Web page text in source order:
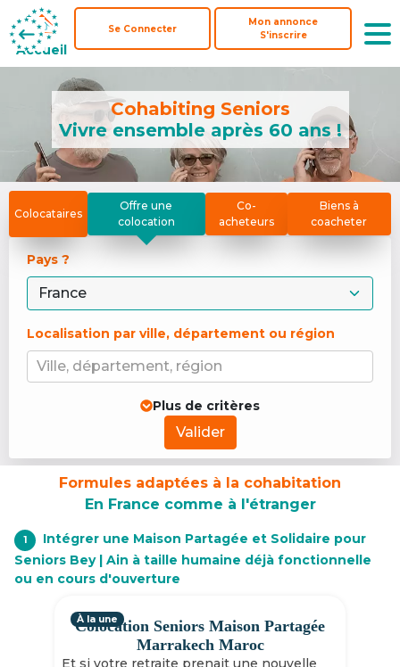
Accueil
Se Connecter
Mon annonce
S'inscrire
Accueil
Se Connecter
Mon annonce
S'inscrire
Cohabiting Seniors
Vivre ensemble après 60 ans !
Colocataires
Offre une
colocation
Co-
acheteurs
Biens à
coacheter
Pays ?
Localisation par ville, département ou région
Ville, département, région
Plus de critères
Valider
Formules adaptées à la cohabitation
En France comme à l'étranger
1
Intégrer une Maison Partagée et Solidaire pour
Seniors Bey | Ain à taille humaine déjà fonctionnelle
ou en cours d'ouverture
Colocation Seniors Maison Partagée
Marrakech Maroc
Et si votre retraite prenait une nouvelle
À la une